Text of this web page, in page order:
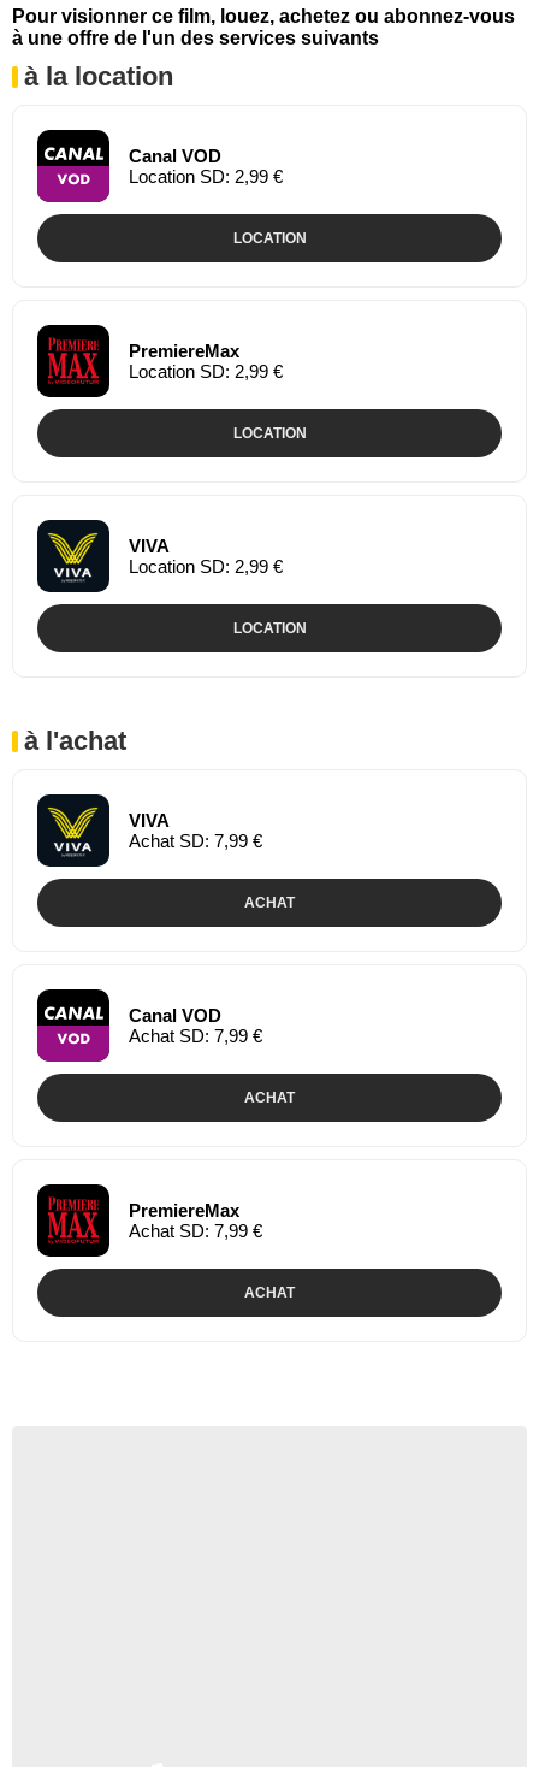
Pour visionner ce film, louez, achetez ou abonnez-vous
à une offre de l'un des services suivants
à la location
Canal VOD
Location SD: 2,99 €
LOCATION
PremiereMax
Location SD: 2,99 €
LOCATION
VIVA
Location SD: 2,99 €
LOCATION
à l'achat
VIVA
Achat SD: 7,99 €
ACHAT
Canal VOD
Achat SD: 7,99 €
ACHAT
PremiereMax
Achat SD: 7,99 €
ACHAT